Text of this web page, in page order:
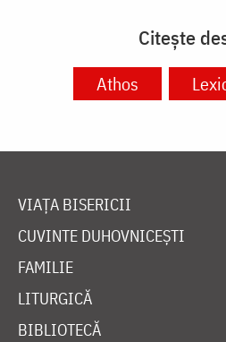
Citește
Athos
VIAȚA BISERICII
CUVINTE DUHOVNICEȘTI
FAMILIE
LITURGICĂ
BIBLIOTECĂ